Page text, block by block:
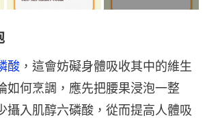
酸 ，這會妨礙身體吸收其中的維生
如何烹調，應先把腰果浸泡一整
攝入肌醇六磷酸，從而提高人體吸